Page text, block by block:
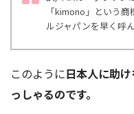
「kimono」という
ルジャパンを早く呼
このように日本人に助
っしゃるのです。